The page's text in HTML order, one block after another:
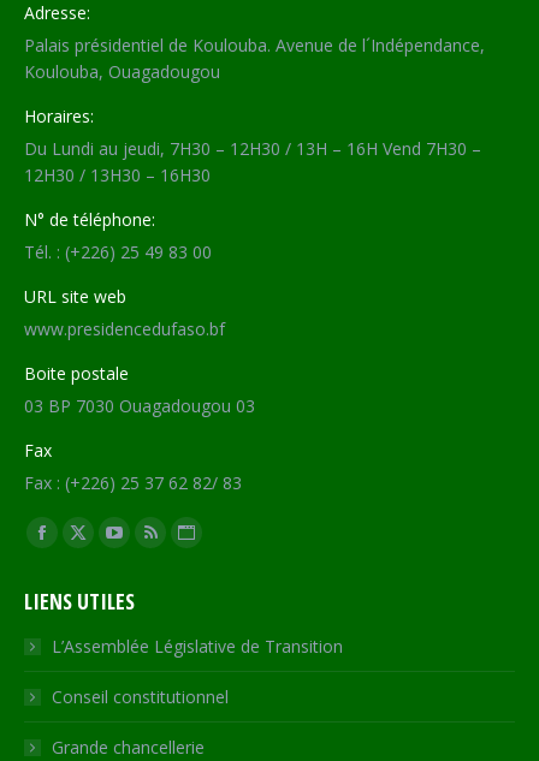
Adresse:
Palais présidentiel de Koulouba. Avenue de l´Indépendance,
Koulouba, Ouagadougou
Horaires:
Du Lundi au jeudi, 7H30 – 12H30 / 13H – 16H Vend 7H30 –
12H30 / 13H30 – 16H30
N° de téléphone:
Tél. : (+226) 25 49 83 00
URL site web
www.presidencedufaso.bf
Boite postale
03 BP 7030 Ouagadougou 03
Fax
Fax : (+226) 25 37 62 82/ 83
Trouvez nous sur :
Facebook
opens
in
new
window
X
opens
in
new
window
YouTube
opens
in
new
window
RSS
in
new
window
Site
opens
in
new
LIENS UTILES
L’Assemblée Législative de Transition
Conseil constitutionnel
Grande chancellerie